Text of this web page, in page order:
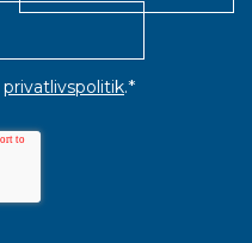
privatlivspolitik.*